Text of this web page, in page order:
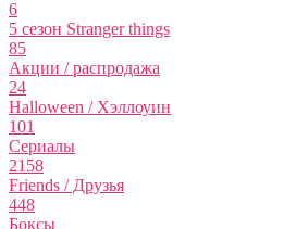
6
5 сезон Stranger things
85
Акции / распродажа
24
Halloween / Хэллоуин
101
Сериалы
2158
Friends / Друзья
448
Боксы